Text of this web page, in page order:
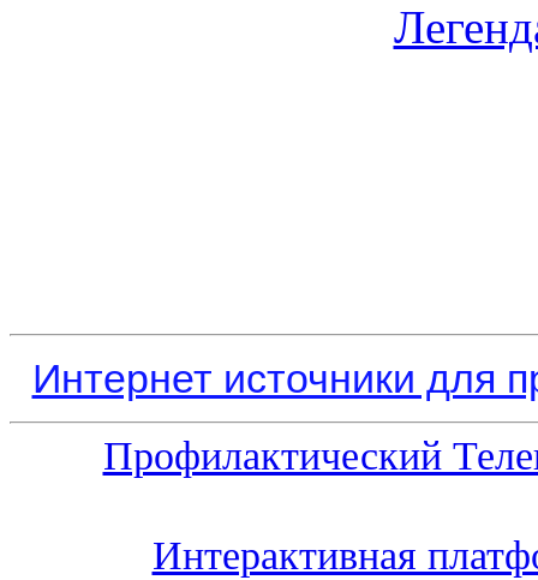
Интернет источники для
Профилактический
Интерактивная